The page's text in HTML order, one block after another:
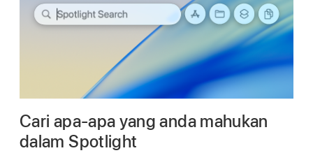
Cari apa-apa yang anda mahukan
dalam Spotlight